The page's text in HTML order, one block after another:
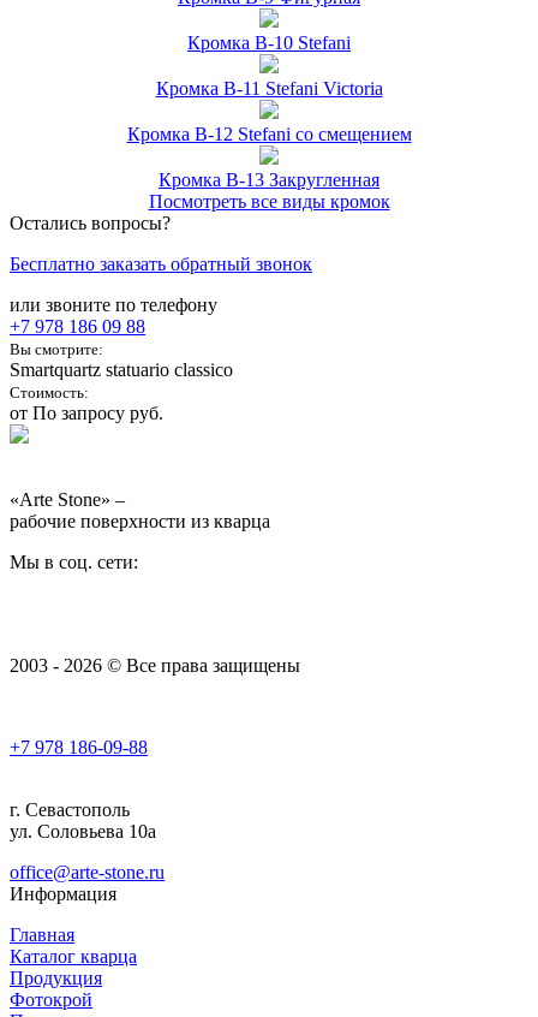
Кромка B-10 Stefani
Кромка B-11 Stefani Victoria
Кромка B-12 Stefani со смещением
Кромка B-13 Закругленная
Посмотреть все виды кромок
Остались вопросы?
Бесплатно заказать обратный звонок
или звоните по телефону
+7 978 186 09 88
Вы смотрите:
Smartquartz statuario classico
Стоимость:
от По запросу руб.
«Arte Stone» –
рабочие поверхности из кварца
Мы в соц. сети:
2003 - 2026 © Все права защищены
+7 978 186-09-88
г. Севастополь
ул. Соловьева 10а
office@arte-stone.ru
Информация
Главная
Каталог кварца
Продукция
Фотокрой